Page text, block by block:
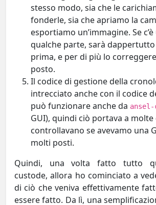
stesso modo, sia che le
fonderle, sia che apriamo la
esportiamo un’immagine. Se
qualche parte, sarà
prima, e per di più lo
posto.
Il codice di gestione della
intrecciato anche con il codice
può funzionare anche da
GUI), quindi ciò portava a
controllavano se avevamo una
molti posti.
Quindi, una volta fatto tutto
custode, allora ho cominciato a
di ciò che veniva effettivamente
essere fatto. Da lì, una